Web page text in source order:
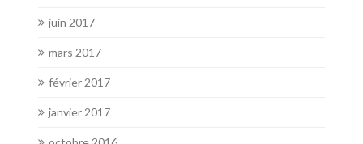
juin 2017
mars 2017
février 2017
janvier 2017